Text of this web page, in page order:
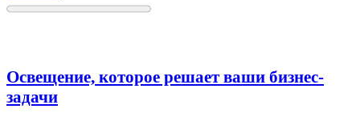
Освещение, которое решает ваши бизнес-
задачи